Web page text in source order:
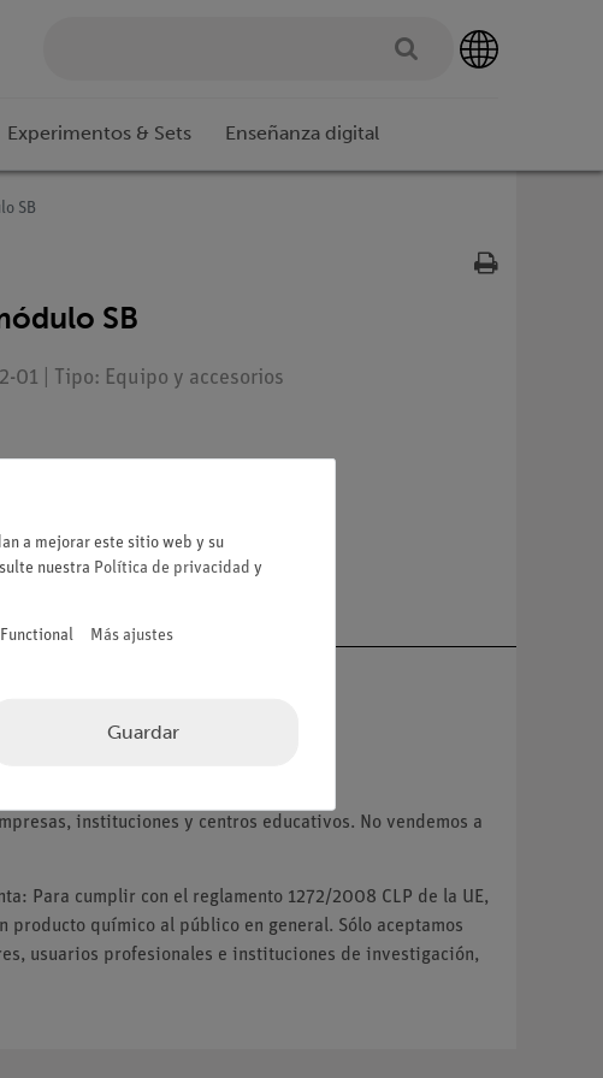
Experimentos & Sets Enseñanza digital
SB
SB
01 | Tipo: Equipo y accesorios
oferta
instituciones y centros educativos. No vendemos a
Para cumplir con el reglamento 1272/2008 CLP de la UE,
producto químico al público en general. Sólo aceptamos
usuarios profesionales e instituciones de investigación,
a mejorar este sitio web y su
nuestra Política de privacidad y
Functional Más ajustes
Guardar